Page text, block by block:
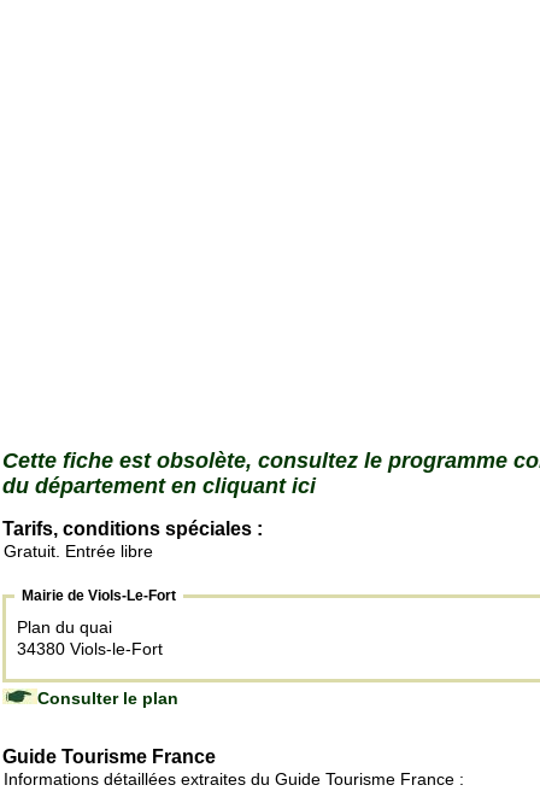
Cette fiche est obsolète, consultez le programme
du département en cliquant ici
Tarifs, conditions spéciales :
Gratuit. Entrée libre
Mairie de Viols-Le-Fort
Plan du quai
34380 Viols-le-Fort
Consulter le plan
Guide Tourisme France
Informations détaillées extraites du Guide Tourisme France :